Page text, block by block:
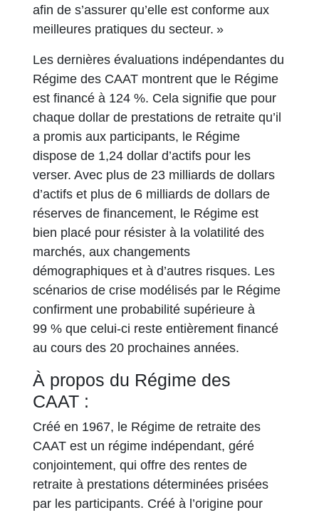
afin de s’assurer qu’elle est conforme aux
meilleures pratiques du secteur. »
Les dernières évaluations indépendantes du
Régime des CAAT montrent que le Régime
est financé à 124 %. Cela signifie que pour
chaque dollar de prestations de retraite qu’il
a promis aux participants, le Régime
dispose de 1,24 dollar d’actifs pour les
verser. Avec plus de 23 milliards de dollars
d’actifs et plus de 6 milliards de dollars de
réserves de financement, le Régime est
bien placé pour résister à la volatilité des
marchés, aux changements
démographiques et à d’autres risques. Les
scénarios de crise modélisés par le Régime
confirment une probabilité supérieure à
99 % que celui-ci reste entièrement financé
au cours des 20 prochaines années.
À propos du Régime des
CAAT :
Créé en 1967, le Régime de retraite des
CAAT est un régime indépendant, géré
conjointement, qui offre des rentes de
retraite à prestations déterminées prisées
par les participants. Créé à l’origine pour